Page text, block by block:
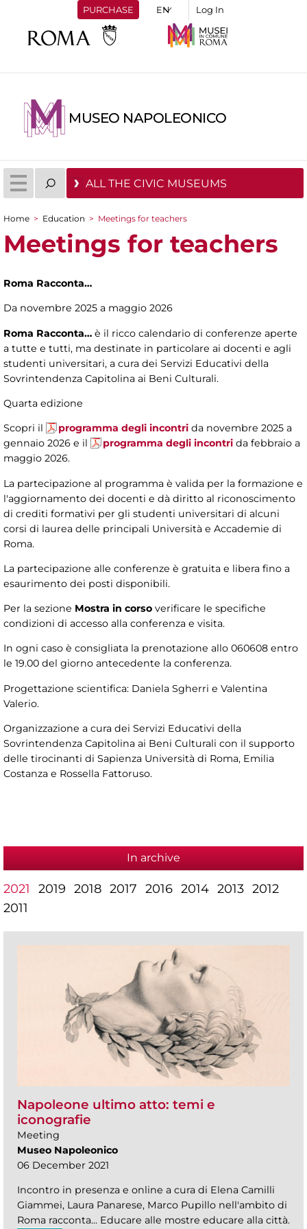
PURCHASE Log In
MUSEO NAPOLEONICO
ALL THE CIVIC MUSEUMS
You are here
Home > Education > Meetings for teachers
Meetings for teachers
Roma Racconta…
Da novembre 2025 a maggio 2026
Roma Racconta… è il ricco calendario di conferenze aperte
a tutte e tutti, ma destinate in particolare ai docenti e agli
studenti universitari, a cura dei Servizi Educativi della
Sovrintendenza Capitolina ai Beni Culturali.
Quarta edizione
Scopri il programma degli incontri da novembre 2025 a
gennaio 2026 e il
programma degli incontri da febbraio a
maggio 2026.
La partecipazione al programma è valida per la formazione e
l'aggiornamento dei docenti e dà diritto al riconoscimento
di crediti formativi per gli studenti universitari di alcuni
corsi di laurea delle principali Università e Accademie di
Roma.
La partecipazione alle conferenze è gratuita e libera fino a
esaurimento dei posti disponibili.
Per la sezione Mostra in corso verificare le specifiche
condizioni di accesso alla conferenza e visita.
In ogni caso è consigliata la prenotazione allo 060608 entro
le 19.00 del giorno antecedente la conferenza.
Progettazione scientifica: Daniela Sgherri e Valentina
Valerio.
Organizzazione a cura dei Servizi Educativi della
Sovrintendenza Capitolina ai Beni Culturali con il supporto
delle tirocinanti di Sapienza Università di Roma, Emilia
Costanza e Rossella Fattoruso.
In archive
2021 2019 2018 2017 2016 2014 2013 2012
2011
Napoleone ultimo atto: temi e
iconografie
Meeting
Museo Napoleonico
06 December 2021
Incontro in presenza e online a cura di Elena Camilli
Giammei, Laura Panarese, Marco Pupillo nell'ambito di
Roma racconta... Educare alle mostre educare alla città.